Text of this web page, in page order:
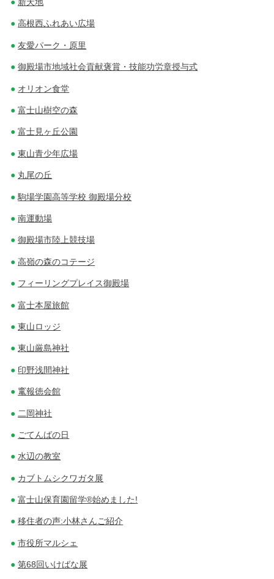
高根西ふれあい広場
友愛パーク・原里
御殿場市地域社会貢献褒賞・技能功労章授与式
オリオン食堂
富士山樹空の森
富士見ヶ丘公園
東山青少年広場
丸尾の丘
駒場学園高等学校 御殿場分校
南運動場
御殿場市陸上競技場
高嶺の森のコテージ
フィーリングプレイス御殿場
富士本屋旅館
東山ロッジ
東山厳島神社
印野浅間神社
竃報徳会館
二岡神社
ごてんばの日
水辺の教室
カブトムシクワガタ展
富士山保育園留学®始めました!
移住者の声:小林さんご紹介
市役所マルシェ
第68回いけばな展